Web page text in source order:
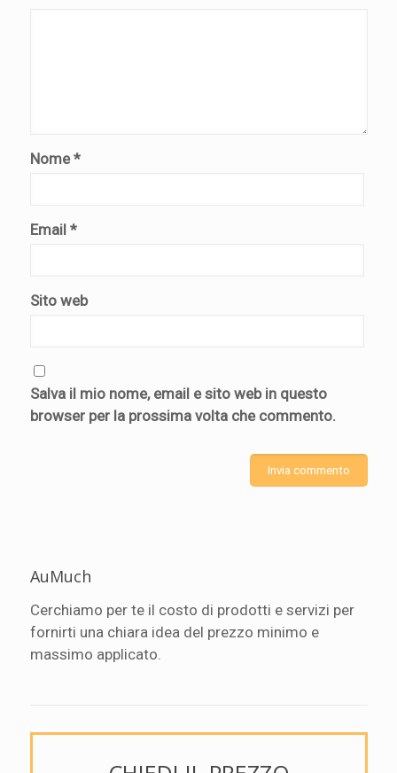
Nome*
Email *
Sito web
Salva il mio nome, email e sito web in questo
browser per la prossima volta che commento.
AuMuch
Cerchiamo per te il costo di prodotti e servizi per
fornirti una chiara idea del prezzo minimo e
massimo applicato.